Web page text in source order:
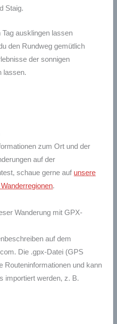
Staig.
ausklingen lassen
den Rundweg gemütlich
der sonnigen
lassen.
zum Ort und der
auf der
schaue gerne auf unsere
.
Wanderung mit GPX-
auf dem
Die .gpx-Datei (GPS
Routeninformationen und kann
importiert werden, z. B.